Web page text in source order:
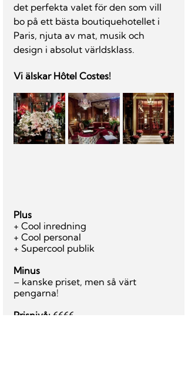
det perfekta valet för den som vill
bo på ett bästa boutiquehotellet i
Paris, njuta av mat, musik och
design i absolut världsklass.
Vi älskar Hôtel Costes!
Plus
+ Cool inredning
+ Cool personal
+ Supercool publik
Minus
– kanske priset, men så värt
pengarna!
Prisnivå: €€€€